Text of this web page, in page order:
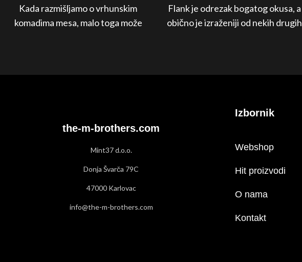
Kada razmišljamo o vrhunskim
komadima mesa, malo toga može
Flank je odrezak bogatog okusa, a
obično je izraženiji od nekih drugih
the-m-brothers.com
Mint37 d.o.o.
Donja Švarča 79C
47000 Karlovac
info@the-m-brothers.com
Izbornik
Webshop
Hit proizvodi
O nama
Kontakt